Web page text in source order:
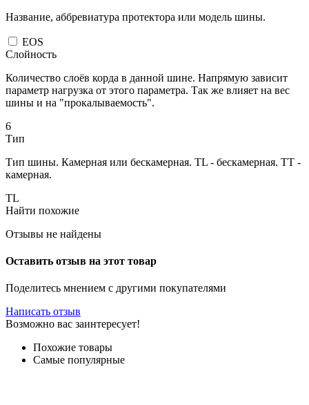
Название, аббревиатура протектора или модель шины.
EOS
Слойность
Количество слоёв корда в данной шине. Напрямую зависит
параметр нагрузка от этого параметра. Так же влияет на вес
шины и на "прокалываемость".
6
Тип
Тип шины. Камерная или бескамерная. TL - бескамерная. TT -
камерная.
TL
Найти похожие
Отзывы не найдены
Оставить отзыв на этот товар
Поделитесь мнением с другими покупателями
Написать отзыв
Возможно вас заинтересует!
Похожие товары
Самые популярные